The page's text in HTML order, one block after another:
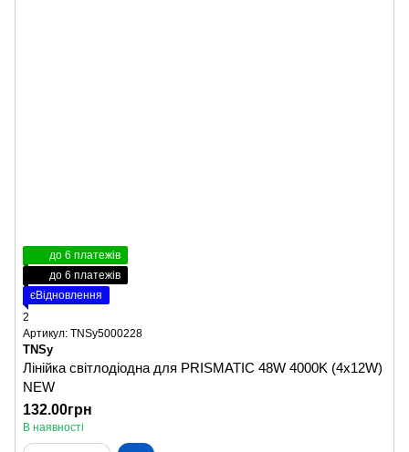
до 6 платежів
до 6 платежів
єВідновлення
2
Артикул: TNSy5000228
TNSy
Лінійка світлодіодна для PRISMATIC 48W 4000K (4х12W)
NEW
132.00грн
В наявності